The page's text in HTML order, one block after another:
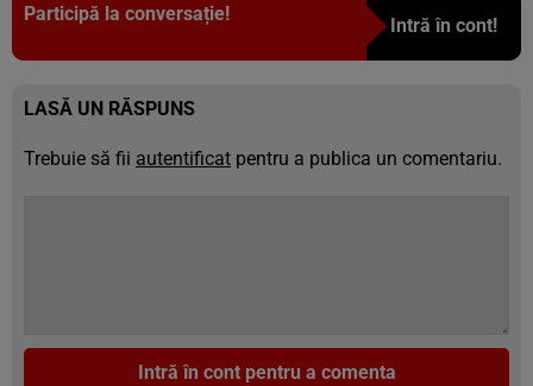
Participă la conversație!
Intră în cont!
LASĂ UN RĂSPUNS
Trebuie să fii autentificat pentru a publica un comentariu.
Intră în cont pentru a comenta